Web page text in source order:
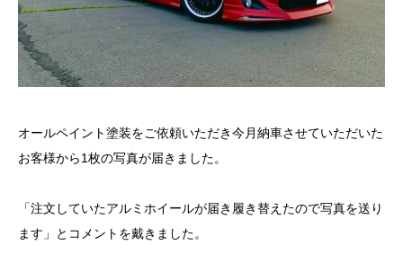
オールペイント塗装をご依頼いただき今月納車させていただいた
お客様から1枚の写真が届きました。
「注文していたアルミホイールが届き履き替えたので写真を送り
ます」とコメントを戴きました。